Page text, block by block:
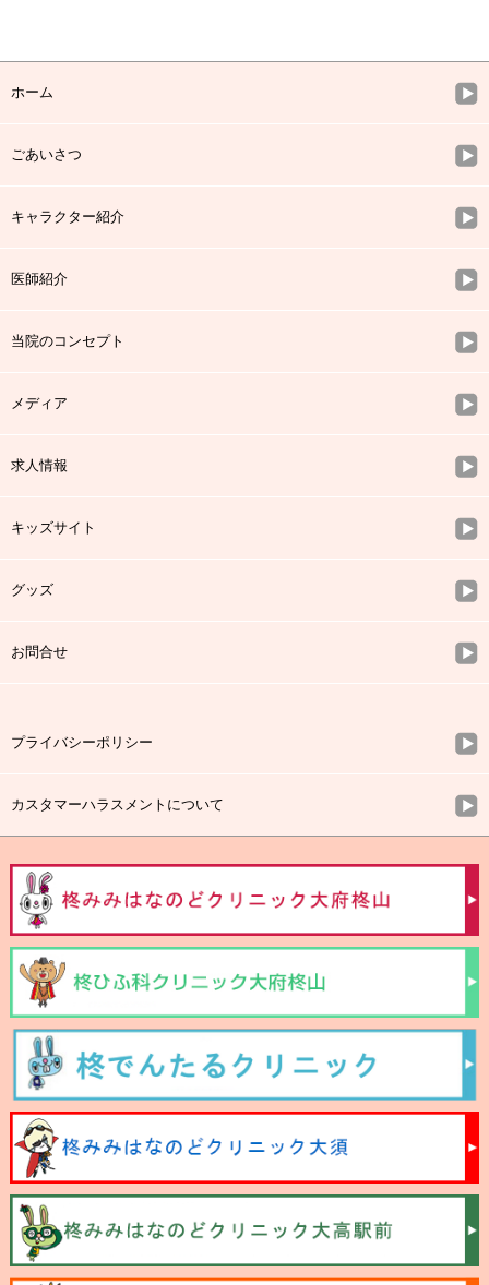
ホーム
ごあいさつ
キャラクター紹介
医師紹介
当院のコンセプト
メディア
求人情報
キッズサイト
グッズ
お問合せ
プライバシーポリシー
カスタマーハラスメントについて